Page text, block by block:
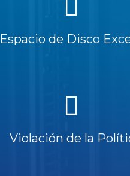
Espacio de Disco
Violación de la